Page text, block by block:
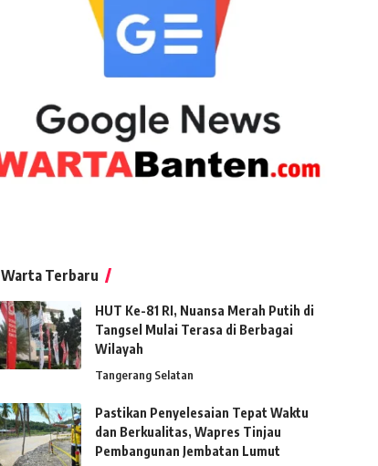
Warta Terbaru
HUT Ke-81 RI, Nuansa Merah Putih di
Tangsel Mulai Terasa di Berbagai
Wilayah
Tangerang Selatan
Pastikan Penyelesaian Tepat Waktu
dan Berkualitas, Wapres Tinjau
Pembangunan Jembatan Lumut